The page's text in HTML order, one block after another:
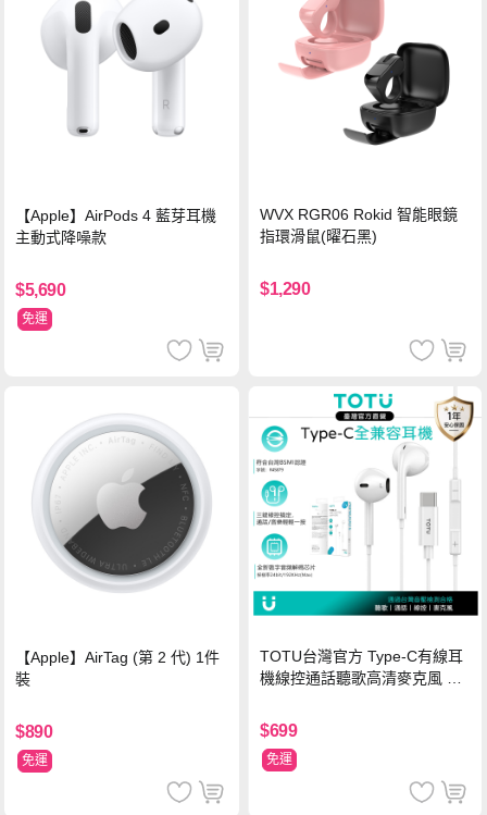
【Apple】AirPods 4 藍芽耳機
主動式降噪款
$5,690
免運
WVX RGR06 Rokid 智能眼鏡
指環滑鼠(曜石黑)
$1,290
【Apple】AirTag (第 2 代) 1件
裝
$890
免運
TOTU台灣官方 Type-C有線耳
機線控通話聽歌高清麥克風 耀
卓 通過台灣BSMI認證
$699
免運